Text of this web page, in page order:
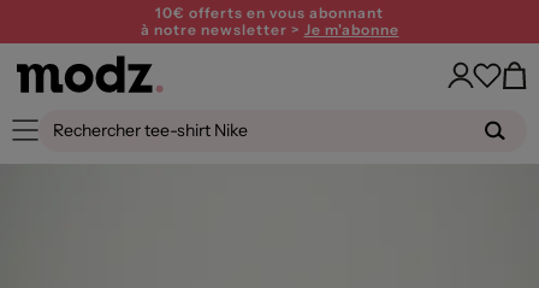
10€ offerts en vous abonnant
à notre newsletter > Je m'abonne